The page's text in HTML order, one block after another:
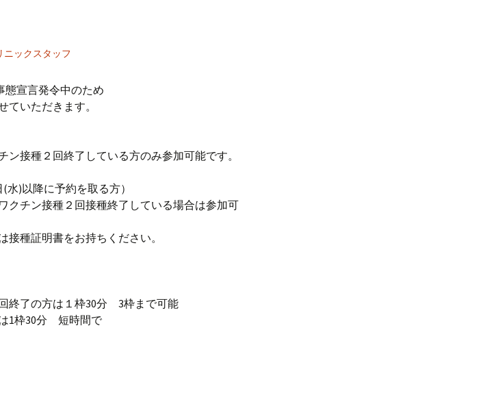
ニックスタッフ
態宣言発令中のため
ていただきます。
接種２回終了している方のみ参加可能です。
水)以降に予約を取る方）
クチン接種２回接種終了している場合は参加可
種証明書をお持ちください。
終了の方は１枠30分 3枠まで可能
1枠30分 短時間で